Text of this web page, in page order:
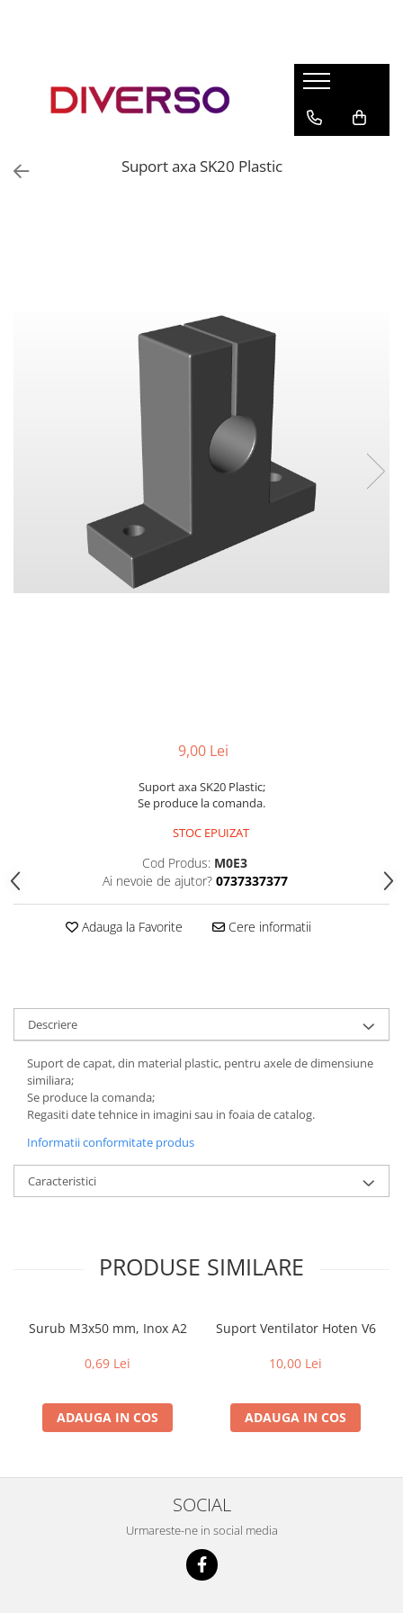
ASA
Suport axa SK20 Plastic
9,00 Lei
Suport axa SK20 Plastic;
Se produce la comanda.
STOC EPUIZAT
Cod Produs: M0E3
Ai nevoie de ajutor? 0737337377
Adauga la Favorite Cere informatii
Descriere
Suport de capat, din material plastic, pentru axele de dimensiune
similiara;
Se produce la comanda;
Regasiti date tehnice in imagini sau in foaia de catalog.
Informatii conformitate produs
Caracteristici
PRODUSE SIMILARE
Surub M3x50 mm, Inox A2
0,69 Lei
ADAUGA IN COS
Suport Ventilator Hoten V6
10,00 Lei
ADAUGA IN COS
SOCIAL
Urmareste-ne in social media